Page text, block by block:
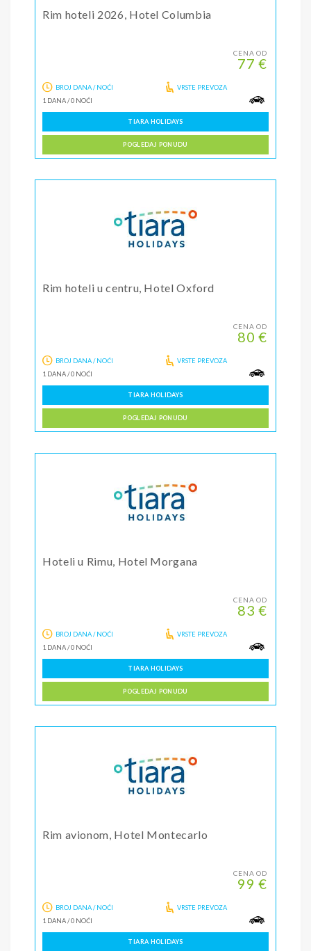
Rim hoteli 2026, Hotel Columbia
CENA OD
77 €
BROJ DANA / NOĆI
1 DANA/0 NOĆI
VRSTE PREVOZA
TIARA HOLIDAYS
POGLEDAJ PONUDU
Rim hoteli u centru, Hotel Oxford
CENA OD
80 €
BROJ DANA / NOĆI
1 DANA/0 NOĆI
VRSTE PREVOZA
TIARA HOLIDAYS
POGLEDAJ PONUDU
Hoteli u Rimu, Hotel Morgana
CENA OD
83 €
BROJ DANA / NOĆI
1 DANA/0 NOĆI
VRSTE PREVOZA
TIARA HOLIDAYS
POGLEDAJ PONUDU
Rim avionom, Hotel Montecarlo
CENA OD
99 €
BROJ DANA / NOĆI
1 DANA/0 NOĆI
VRSTE PREVOZA
TIARA HOLIDAYS